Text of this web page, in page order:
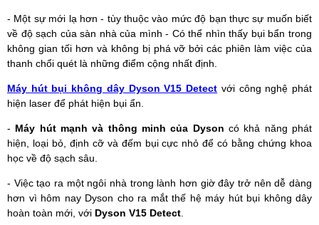
- Một sự mới lạ hơn - tùy thuộc vào mức độ bạn thực sự muốn biết
về độ sạch của sàn nhà của mình - Có thể nhìn thấy bụi bẩn trong
không gian tối hơn và không bị phá vỡ bởi các phiên làm việc của
thanh chổi quét là những điểm cộng nhất định.
Máy hút bụi không dây Dyson V15 Detect với công nghệ phát
hiện laser để phát hiện bụi ẩn.
- Máy hút mạnh và thông minh của Dyson có khả năng phát
hiện, loại bỏ, định cỡ và đếm bụi cực nhỏ để có bằng chứng khoa
học về độ sạch sâu.
- Việc tạo ra một ngôi nhà trong lành hơn giờ đây trở nên dễ dàng
hơn vì hôm nay Dyson cho ra mắt thế hệ máy hút bụi không dây
hoàn toàn mới, với Dyson V15 Detect